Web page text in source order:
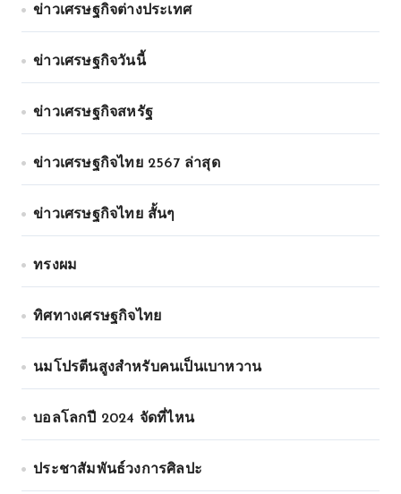
ข่าวเศรษฐกิจต่างประเทศ
ข่าวเศรษฐกิจวันนี้
ข่าวเศรษฐกิจสหรัฐ
ข่าวเศรษฐกิจไทย 2567 ล่าสุด
ข่าวเศรษฐกิจไทย สั้นๆ
ทรงผม
ทิศทางเศรษฐกิจไทย
นมโปรตีนสูงสำหรับคนเป็นเบาหวาน
บอลโลกปี 2024 จัดที่ไหน
ประชาสัมพันธ์วงการศิลปะ